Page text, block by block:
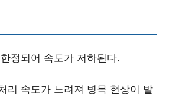
정되어 속도가 저하된다.
리 속도가 느려져 병목 현상이 발